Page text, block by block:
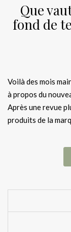
Que
fond de
Voilà des mois
à propos du
Après une revue
produits de la